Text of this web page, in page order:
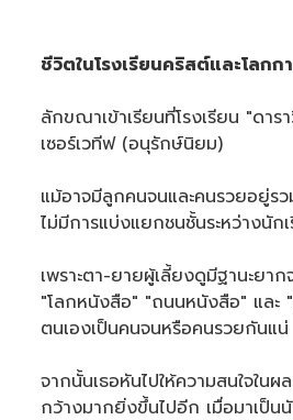
ชีวิตในโรงเรียนคริสต์และโลกก
ลักขณาเข้าเรียนที่โรงเรียน "ดา
เซอร์เวทีฟ (อนุรักษ์นิยม)
แม้อาจมีลูกคนจนและคนรวยอยู่ร
ไม่มีการแบ่งแยกชนชั้นระหว่างนั
เพราะตา-ยายผู้เลี้ยงดูมีฐานะย
"โลกหนังสือ" "ถนนหนังสือ" และ
ตนเองเป็นคนจนหรือคนรวยกันแน่
จากนั้นเธอหันไปให้ความสนใจใ
กว้างมากยิ่งขึ้นไปอีก เมื่อมาเป็น